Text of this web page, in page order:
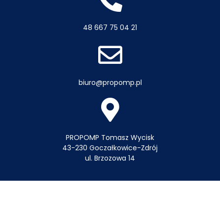
48 667 75 04 21
biuro@propomp.pl
PROPOMP Tomasz Wycisk
43-230 Goczałkowice-Zdrój
ul. Brzozowa 14